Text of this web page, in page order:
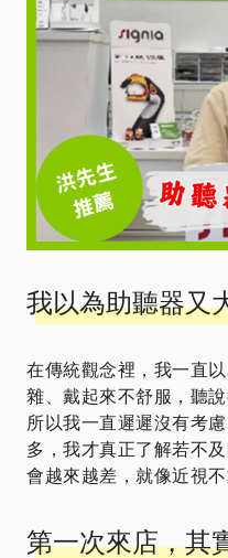
我以為助聽器又
在傳統觀念裡，我一直
雜、戴起來不舒服，聽
所以我一直遲遲沒有考
多，我才真正了解若不
會越來越差，就像近視不
第一次來店，其